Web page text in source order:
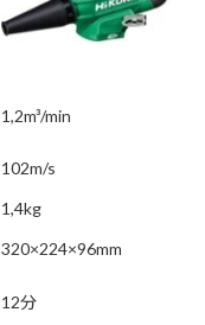
1,2m³/min
102m/s
1,4kg
320×224×96mm
12分